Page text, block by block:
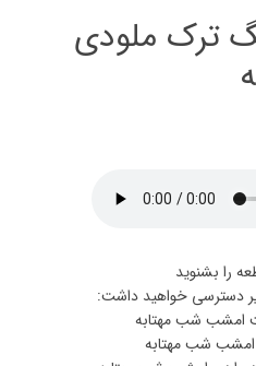
ترک ملودی
را بشنوید
دسترسی خواهید داشت: